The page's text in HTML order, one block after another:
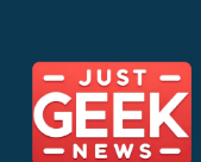
conteúdo